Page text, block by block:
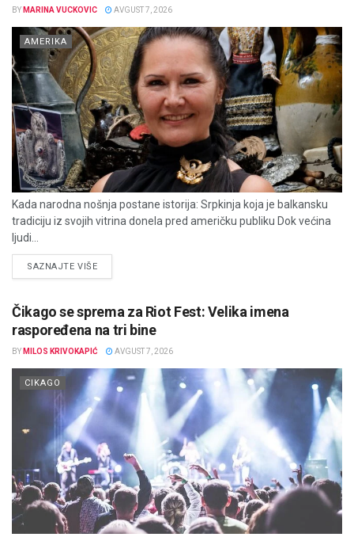
BY MARINA VUCKOVIC AVGUST 7, 2026
AMERIKA
Kada narodna nošnja postane istorija: Srpkinja koja je balkansku
tradiciju iz svojih vitrina donela pred američku publiku Dok većina
ljudi...
SAZNAJTE VIŠEDETAILS
Čikago se sprema za Riot Fest: Velika imena
raspoređena na tri bine
BY MILOS KRIVOKAPIĆ AVGUST 7, 2026
CIKAGO